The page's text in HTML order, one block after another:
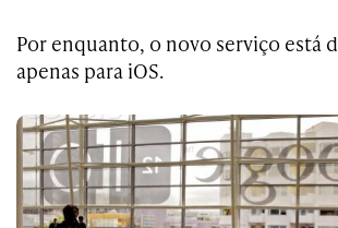
Por enquanto, o novo serviço está
apenas para iOS.